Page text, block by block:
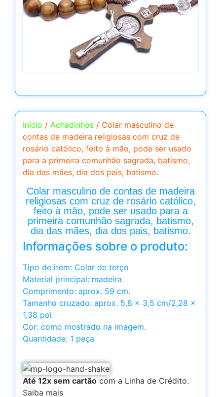
Início / Achadinhos / Colar masculino de
contas de madeira religiosas com cruz de
rosário católico, feito à mão, pode ser usado
para a primeira comunhão sagrada, batismo,
dia das mães, dia dos pais, batismo.
Colar masculino de contas de madeira
religiosas com cruz de rosário católico,
feito à mão, pode ser usado para a
primeira comunhão sagrada, batismo,
dia das mães, dia dos pais, batismo.
Informações sobre o produto:
Tipo de item: Colar de terço
Material principal: madeira
Comprimento: aprox. 59 cm.
Tamanho cruzado: aprox. 5,8 x 3,5 cm/2,28 x
1,38 pol.
Cor: como mostrado na imagem.
Quantidade: 1 peça
Até 12x sem cartão com a Linha de Crédito.
Saiba mais